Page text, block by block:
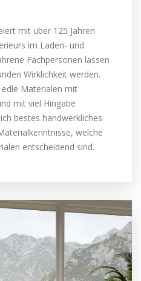
mit über 125 Jahren
im Laden- und
Fachpersonen lassen
Wirklichkeit werden.
Materialen mit
mit viel Hingabe
bestes handwerkliches
welche
entscheidend sind.